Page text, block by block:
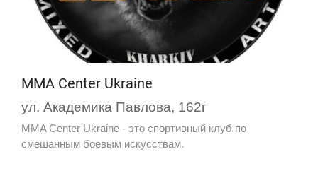
MMA Center Ukraine
ул. Академика Павлова, 162г
MMA Center Ukraine - это спортивный клуб по
смешанным боевым искусствам.